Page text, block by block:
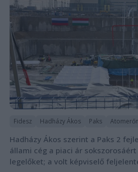
Fidesz Hadházy Ákos Paks
Hadházy Ákos szerint a Paks 2
állami cég a piaci ár
legelőket; a volt képviselő